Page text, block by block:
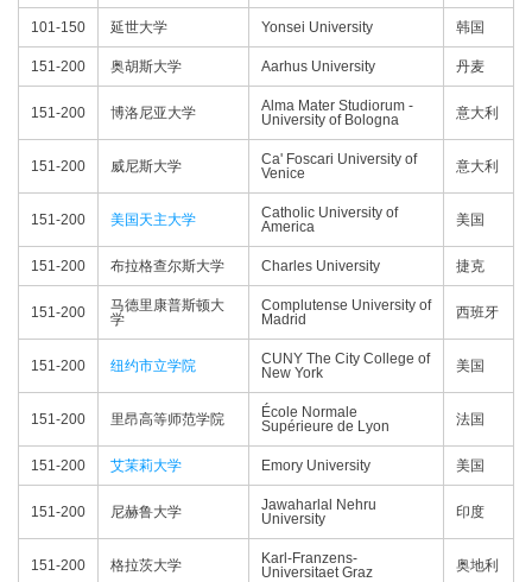
101-150 延世大学 Yonsei University 韩国
151-200 奥胡斯大学 Aarhus University 丹麦
151-200 博洛尼亚大学
Alma Mater Studiorum -
University of Bologna
意大利
151-200 威尼斯大学
Ca' Foscari University of
Venice
意大利
151-200 美国天主大学
Catholic University of
America
美国
151-200 布拉格查尔斯大学 Charles University 捷克
151-200
马德里康普斯顿大
学
Complutense University of
Madrid
西班牙
151-200 纽约市立学院
CUNY The City College of
New York
美国
151-200 里昂高等师范学院
École Normale
Supérieure de Lyon
法国
151-200 艾茉莉大学 Emory University 美国
151-200 尼赫鲁大学
Jawaharlal Nehru
University
印度
151-200 格拉茨大学
Karl-Franzens-
Universitaet Graz
奥地利